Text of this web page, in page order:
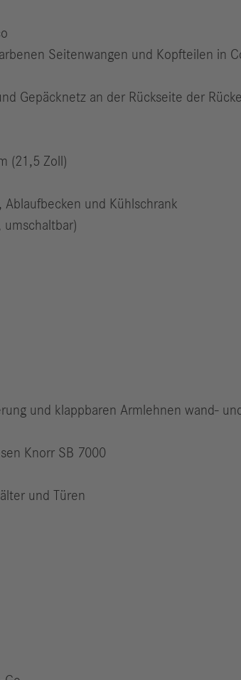
Seitenwangen und Kopfteilen in
Gepäcknetz an der Rückseite der
(21,5 Zoll)
und Kühlschrank
und klappbaren Armlehnen wand-
Knorr SB 7000
und Türen